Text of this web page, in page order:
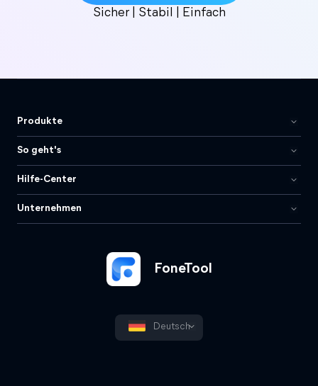
Sicher | Stabil | Einfach
FoneTool
Deutsch
Produkte
So geht's
Hilfe-Center
Unternehmen